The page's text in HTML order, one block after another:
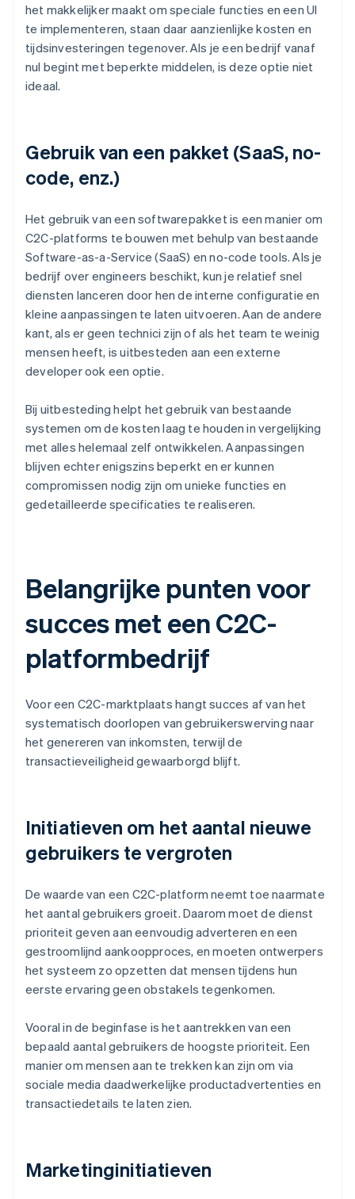
het makkelijker maakt om speciale functies en een UI
te implementeren, staan daar aanzienlijke kosten en
tijdsinvesteringen tegenover. Als je een bedrijf vanaf
nul begint met beperkte middelen, is deze optie niet
ideaal.
Gebruik van een pakket (SaaS, no-
code, enz.)
Het gebruik van een softwarepakket is een manier om
C2C-platforms te bouwen met behulp van bestaande
Software-as-a-Service (SaaS) en no-code tools. Als je
bedrijf over engineers beschikt, kun je relatief snel
diensten lanceren door hen de interne configuratie en
kleine aanpassingen te laten uitvoeren. Aan de andere
kant, als er geen technici zijn of als het team te weinig
mensen heeft, is uitbesteden aan een externe
developer ook een optie.
Bij uitbesteding helpt het gebruik van bestaande
systemen om de kosten laag te houden in vergelijking
met alles helemaal zelf ontwikkelen. Aanpassingen
blijven echter enigszins beperkt en er kunnen
compromissen nodig zijn om unieke functies en
gedetailleerde specificaties te realiseren.
Belangrijke punten voor
succes met een C2C-
platformbedrijf
Voor een C2C-marktplaats hangt succes af van het
systematisch doorlopen van gebruikerswerving naar
het genereren van inkomsten, terwijl de
transactieveiligheid gewaarborgd blijft.
Initiatieven om het aantal nieuwe
gebruikers te vergroten
De waarde van een C2C-platform neemt toe naarmate
het aantal gebruikers groeit. Daarom moet de dienst
prioriteit geven aan eenvoudig adverteren en een
gestroomlijnd aankoopproces, en moeten ontwerpers
het systeem zo opzetten dat mensen tijdens hun
eerste ervaring geen obstakels tegenkomen.
Vooral in de beginfase is het aantrekken van een
bepaald aantal gebruikers de hoogste prioriteit. Een
manier om mensen aan te trekken kan zijn om via
sociale media daadwerkelijke productadvertenties en
transactiedetails te laten zien.
Marketinginitiatieven